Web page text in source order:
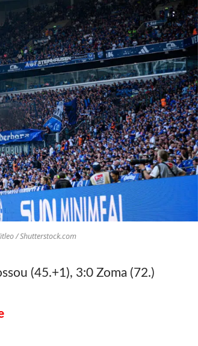
/ Shutterstock.com
(45.+1), 3:0 Zoma (72.)